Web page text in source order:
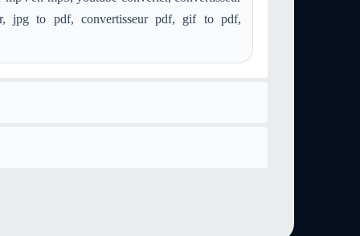
convertir mid a application-pdf convertir mod a application-pdf
convertir aiff a application-pdf
pdf
jpg to pdf, convertisseur pdf, gif to pdf,